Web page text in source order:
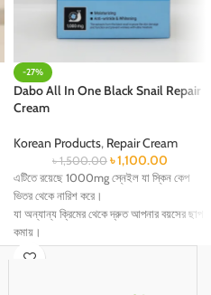
-27%
Dabo All In One Black Snail Repair
Cream
Korean Products, Repair Cream
৳1,500.00 ৳1,100.00
এটিতে রয়েছে 1000mg স্নেইল যা স্কিন কেপ
ভিতর থেকে নারিশ করে।
যা অন্যান্য ক্রিমের থেকে দ্রুত আপনার বয়সের ছাপ
কমায়।
আবার পাতলা স্কিনকে খুব দ্রুত মোটা করে।